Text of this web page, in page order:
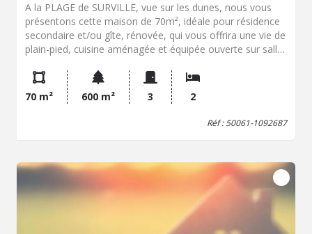
A la PLAGE de SURVILLE, vue sur les dunes, nous vous
présentons cette maison de 70m², idéale pour résidence
secondaire et/ou gîte, rénovée, qui vous offrira une vie de
plain-pied, cuisine aménagée et équipée ouverte sur salle
avec salle d'eau privée et penderie. Etage : chambre ou
coin détente. Terrain avec terrasse exposée
OuestCabanon de jardin Le tout sur 600m² de terrain Prix
auxquels ce bien est exposé sont disponibles sur le site
Géorisques : www. georisques. gouv. fr
70 m² 600 m² 3 2
Réf : 50061-1092687